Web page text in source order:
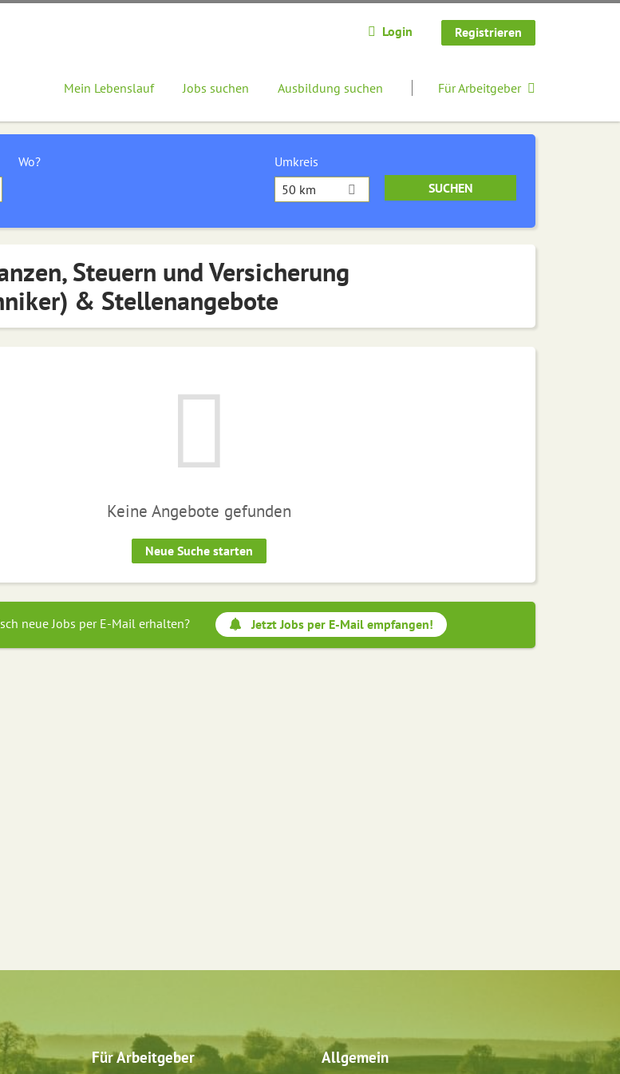
Login Registrieren
Mein Lebenslauf Jobs suchen Ausbildung suchen Für Arbeitgeber
Wo?
Umkreis
50 km
Steuern und Versicherung
& Stellenangebote
Keine Angebote gefunden
Neue Suche starten
neue Jobs per E-Mail erhalten? Jetzt Jobs per E-Mail empfangen!
Für Arbeitgeber Allgemein